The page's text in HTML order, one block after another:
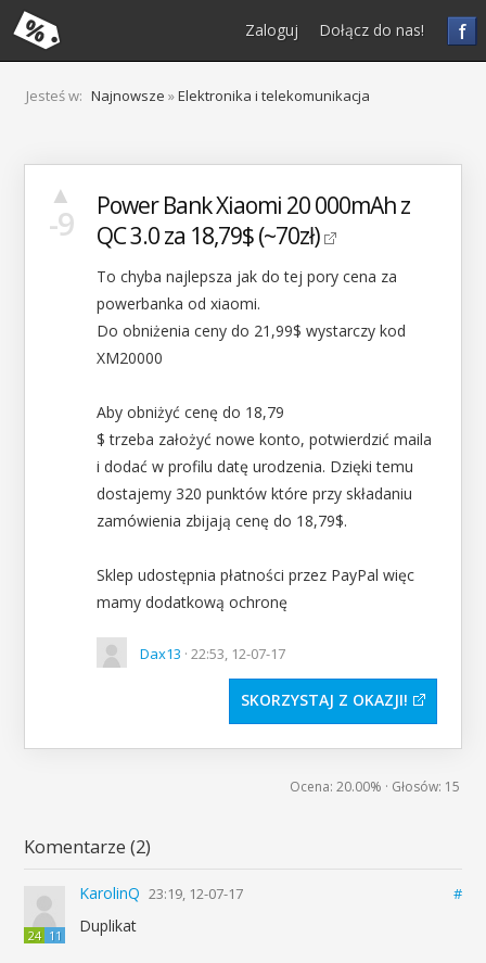
f
Zaloguj Dołącz do nas!
Jesteś w: Najnowsze »Elektronika i telekomunikacja
▲
-9
Power Bank Xiaomi 20 000mAh z
QC 3.0 za 18,79$ (~70zł)
To chyba najlepsza jak do tej pory cena za
powerbanka od xiaomi.
Do obniżenia ceny do 21,99$ wystarczy kod
XM20000
Aby obniżyć cenę do 18,79
$ trzeba założyć nowe konto, potwierdzić maila
i dodać w profilu datę urodzenia. Dzięki temu
dostajemy 320 punktów które przy składaniu
zamówienia zbijają cenę do 18,79$.
Sklep udostępnia płatności przez PayPal więc
mamy dodatkową ochronę
Dax13 · 22:53, 12-07-17
SKORZYSTAJ Z OKAZJI
Ocena: 20.00% · Głosów: 15
Komentarze (2)
24 11
KarolinQ 23:19, 12-07-17 #
Duplikat